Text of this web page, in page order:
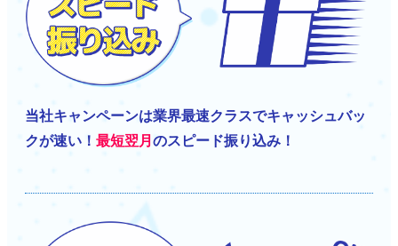
当社キャンペーンは業界最速クラスでキャッシュバッ
クが速い！ 最短翌月 のスピード振り込み！